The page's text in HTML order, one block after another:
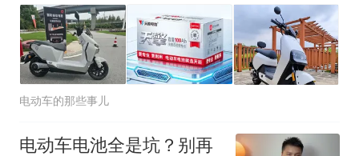
电动车的那些事儿
电动车电池全是坑？别再